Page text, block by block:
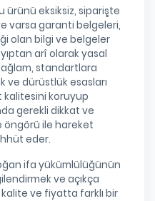
ürünü eksiksiz, siparişte
varsa garanti belgeleri,
olan bilgi ve belgeler
arî olarak yasal
standartlara
ve dürüstlük esasları
koruyup
gerekli dikkat ve
öngörü ile hareket
eder.
ifa yükümlülüğünün
ve açıkça
ve fiyatta farklı bir